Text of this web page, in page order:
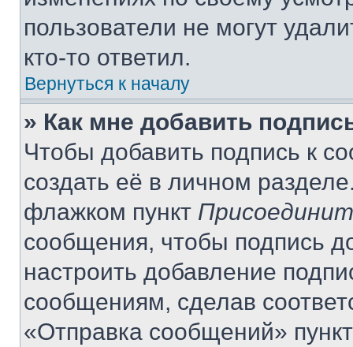
пользователи не могут
кто-то ответил.
Вернуться к началу
» Как мне добавить
Чтобы добавить подпись к
создать её в личном
флажком пункт
сообщения, чтобы подпись
настроить добавление
сообщениям, сделав
«Отправка сообщений»